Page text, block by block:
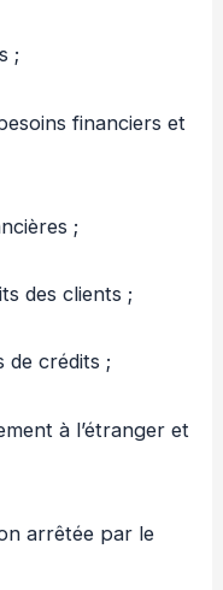
;
financiers et
;
des clients ;
de crédits ;
à l’étranger et
arrêtée par le